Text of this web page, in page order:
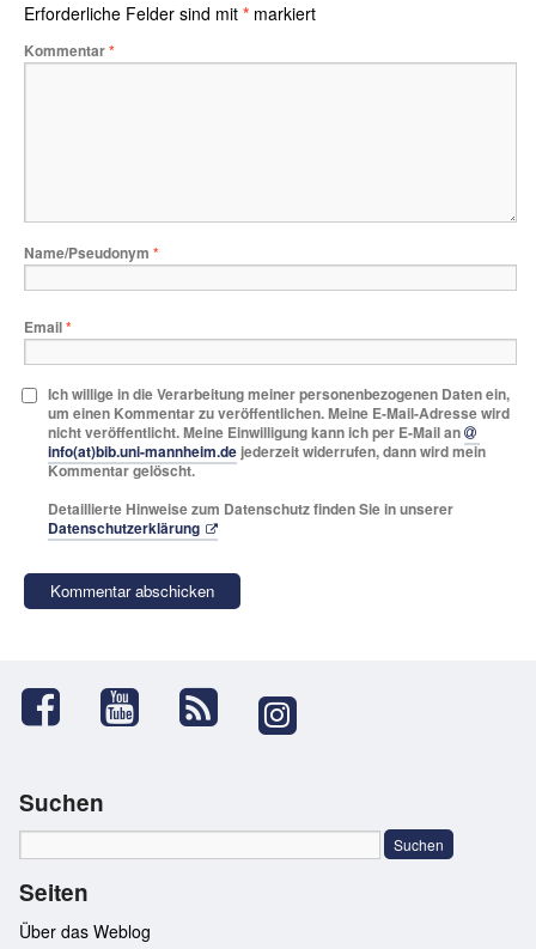
Erforderliche Felder sind mit * markiert
Kommentar*
Name/Pseudonym *
Email*
Ich willige in die Verarbeitung meiner personenbezogenen Daten ein,
um einen Kommentar zu veröffentlichen. Meine E-Mail-Adresse wird
nicht veröffentlicht. Meine Einwilligung kann ich per E-Mail an
info(at)bib.uni-mannheim.de jederzeit widerrufen, dann wird mein
Kommentar gelöscht.
Detaillierte Hinweise zum Datenschutz finden Sie in unserer
Datenschutzerklärung
Suchen
Seiten
Über das Weblog